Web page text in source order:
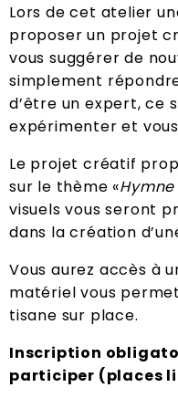
Lors de cet atelier
proposer un projet
vous suggérer de
simplement
d’être un expert, ce
expérimenter et
Le projet créatif
sur le thème «
visuels vous seront
dans la création
Vous aurez accès à
matériel vous
tisane sur place.
Inscription
participer (places